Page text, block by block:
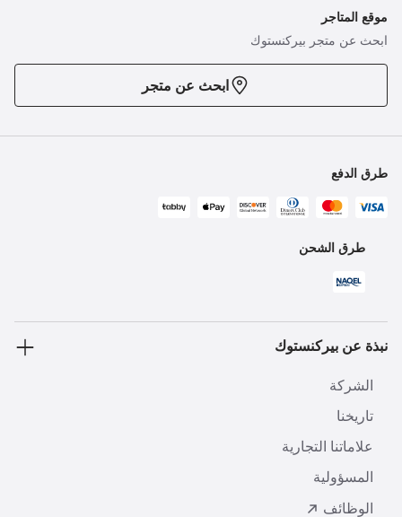
موقع المتاجر
ابحث عن متجر بيركنستوك
ابحث عن متجر
طرق الدفع
طرق الشحن
نبذة عن بيركنستوك
الشركة
تاريخنا
علاماتنا التجارية
المسؤولية
الوظائف